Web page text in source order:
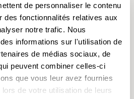
de personnaliser le contenu
des fonctionnalités relatives aux
notre trafic. Nous
informations sur l'utilisation de
de médias sociaux, de
peuvent combiner celles-ci
que vous leur avez fournies
de votre utilisation de leurs
très haut pour ce
qui offre des vues
de Conches. De plus, il
tôt au printemps et plus
ses semblables en
de Lax, en passant
de la Furka, il faut faire
8,2 km faible